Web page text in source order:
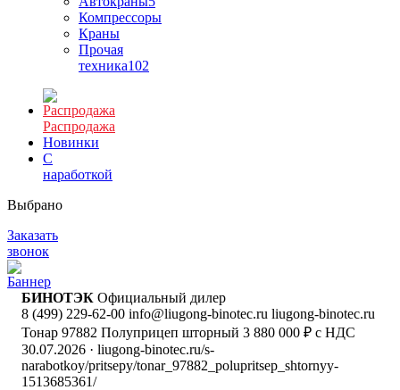
Компрессоры
Краны
Прочая
техника102
Распродажа
Новинки
С
наработкой
Выбрано
Заказать
звонок
БИНОТЭК Официальный дилер
8 (499) 229-62-00 info@liugong-binotec.ru liugong-binotec.ru
Тонар 97882 Полуприцеп шторный 3 880 000 ₽ с НДС
30.07.2026 · liugong-binotec.ru/s-
narabotkoy/pritsepy/tonar_97882_polupritsep_shtornyy-
1513685361/